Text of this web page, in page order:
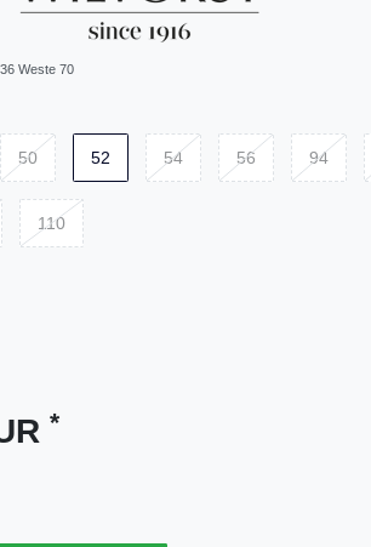
Weste 70
50 52 54 56 94
110
*